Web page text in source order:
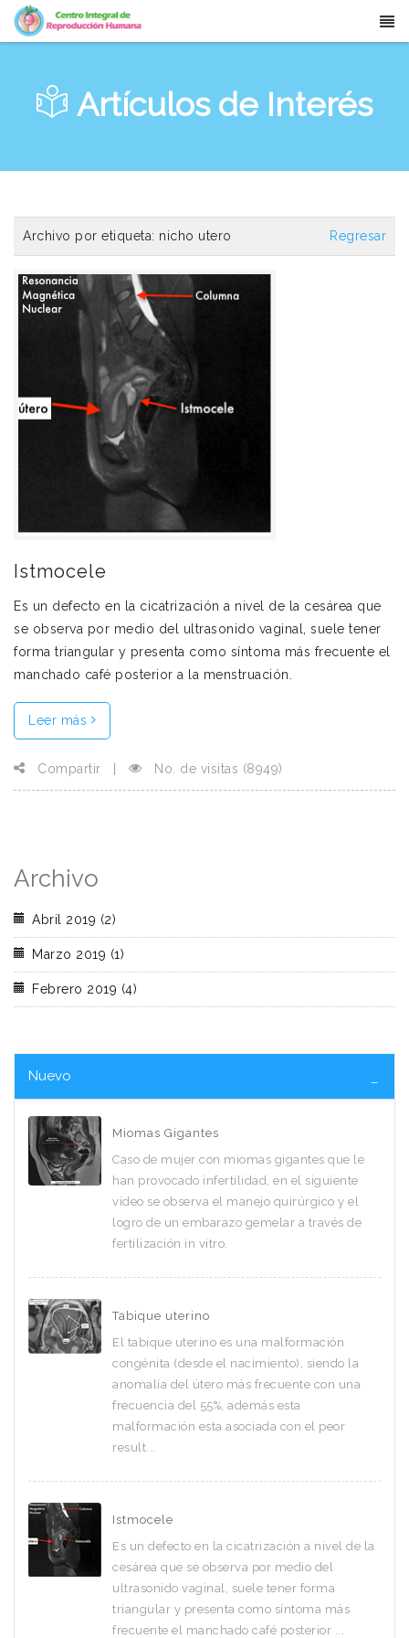
Artículos de Interés
Archivo por etiqueta: nicho utero Regresar
Istmocele
Es un defecto en la cicatrización a nivel de la cesárea que
se observa por medio del ultrasonido vaginal, suele tener
forma triangular y presenta como síntoma más frecuente el
manchado café posterior a la menstruación.
Leer más
Compartir No. de visitas (8949)
Archivo
Abril 2019 (2)
Marzo 2019 (1)
Febrero 2019 (4)
Nuevo
Miomas Gigantes
Caso de mujer con miomas gigantes que le
han provocado infertilidad, en el siguiente
video se observa el manejo quirúrgico y el
logro de un embarazo gemelar a través de
fertilización in vitro.
Tabique uterino
El tabique uterino es una malformación
congénita (desde el nacimiento), siendo la
anomalía del útero más frecuente con una
frecuencia del 55%, además esta
malformación esta asociada con el peor
result...
Istmocele
Es un defecto en la cicatrización a nivel de la
cesárea que se observa por medio del
ultrasonido vaginal, suele tener forma
triangular y presenta como síntoma más
frecuente el manchado café posterior ...